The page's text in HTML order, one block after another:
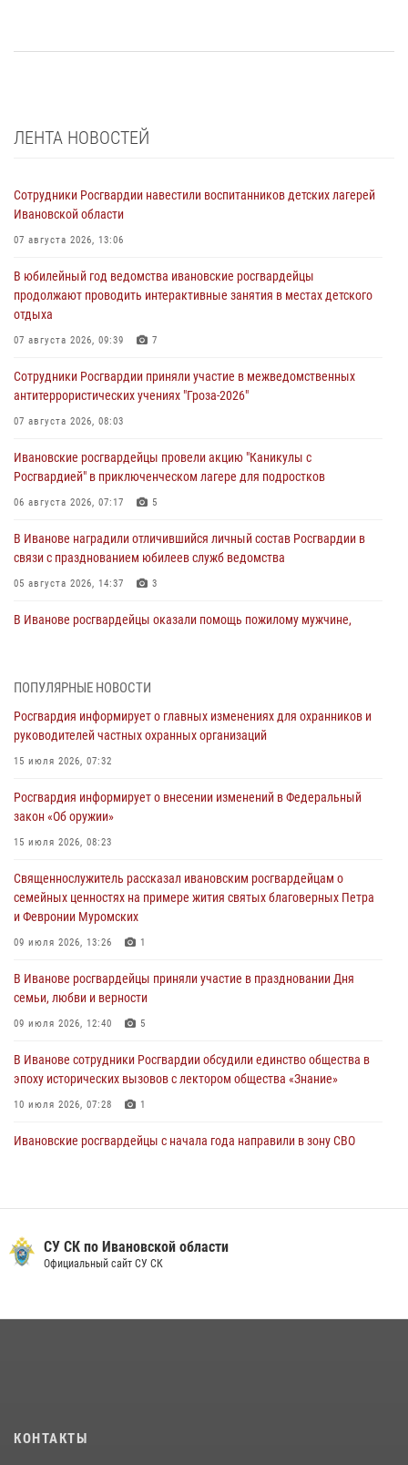
ЛЕНТА НОВОСТЕЙ
Сотрудники Росгвардии навестили воспитанников детских лагерей
Ивановской области
07 августа 2026, 13:06
В юбилейный год ведомства ивановские росгвардейцы
продолжают проводить интерактивные занятия в местах детского
отдыха
07 августа 2026, 09:39 7
Сотрудники Росгвардии приняли участие в межведомственных
антитеррористических учениях "Гроза-2026"
07 августа 2026, 08:03
Ивановские росгвардейцы провели акцию "Каникулы с
Росгвардией" в приключенческом лагере для подростков
06 августа 2026, 07:17 5
В Иванове наградили отличившийся личный состав Росгвардии в
связи с празднованием юбилеев служб ведомства
05 августа 2026, 14:37 3
В Иванове росгвардейцы оказали помощь пожилому мужчине,
торжественных мероприятиях, посвященных празднованию Дня
Воздушно-десантных войск
02 августа 2026, 11:46
Мероприятия в рамках акции «Каникулы с Росгвардией»
продолжаются в Ивановской области
31 июля 2026, 11:08
В Ивановской области при содействии Росгвардии задержаны
подозреваемые в серии автомобильных краж
30 июля 2026, 12:41
празднования Дня Крещения Руси
ПОПУЛЯРНЫЕ НОВОСТИ
Росгвардия информирует о главных изменениях для охранников и
руководителей частных охранных организаций
15 июля 2026, 07:32
Росгвардия информирует о внесении изменений в Федеральный
закон «Об оружии»
15 июля 2026, 08:23
Священнослужитель рассказал ивановским росгвардейцам о
семейных ценностях на примере жития святых благоверных Петра
и Февронии Муромских
09 июля 2026, 13:26 1
В Иванове росгвардейцы приняли участие в праздновании Дня
семьи, любви и верности
09 июля 2026, 12:40 5
В Иванове сотрудники Росгвардии обсудили единство общества в
эпоху исторических вызовов с лектором общества «Знание»
10 июля 2026, 07:28 1
Ивановские росгвардейцы с начала года направили в зону СВО
схожий с гранатой
10 июля 2026, 09:29 1
упаковок масла
Сотрудники вневедомственной охраны Росгвардии провели
СУ СК по Ивановской области
Официальный сайт СУ СК
КОНТАКТЫ